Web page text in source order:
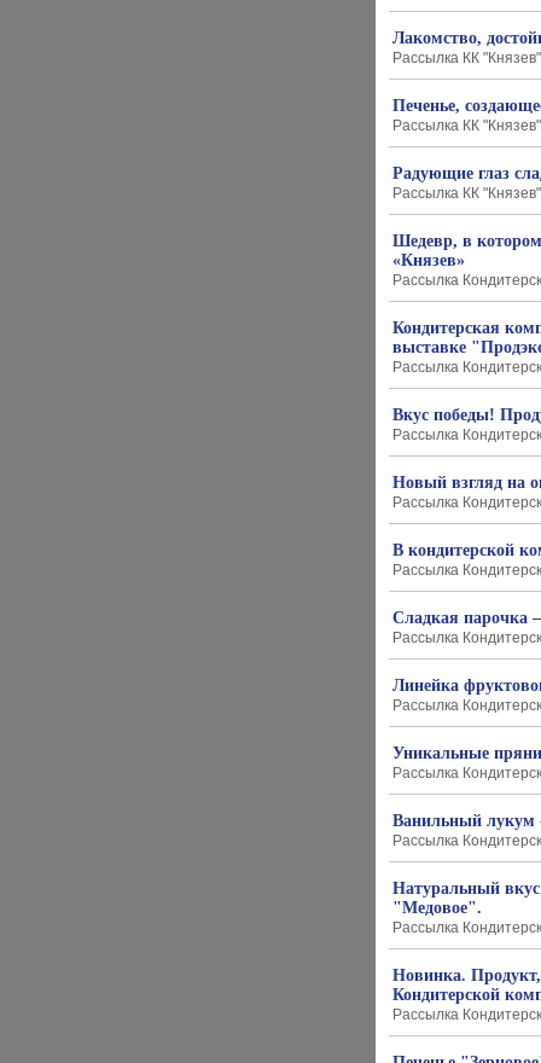
Лакомство,
Рассылка КК
Печенье,
Рассылка КК
Радующие глаз
Рассылка КК
Шедевр, в
«Князев»
Рассылка
Кондитерская
выставке
Рассылка
Вкус победы!
Рассылка
Новый взгляд на
Рассылка
В кондитерской
Рассылка
Сладкая парочка
Рассылка
Линейка
Рассылка
Уникальные
Рассылка
Ванильный лукум
Рассылка
Натуральный
"Медовое".
Рассылка
Новинка.
Кондитерской
Рассылка